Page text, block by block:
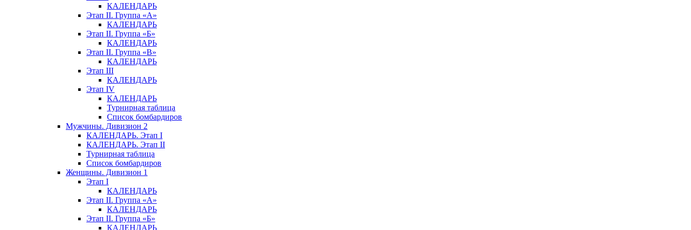
КАЛЕНДАРЬ
Этап II. Группа «А»
КАЛЕНДАРЬ
Этап II. Группа «Б»
КАЛЕНДАРЬ
Этап II. Группа «В»
КАЛЕНДАРЬ
Этап III
КАЛЕНДАРЬ
Этап IV
КАЛЕНДАРЬ
Турнирная таблица
Список бомбардиров
Мужчины. Дивизион 2
КАЛЕНДАРЬ. Этап I
КАЛЕНДАРЬ. Этап II
Турнирная таблица
Список бомбардиров
Женщины. Дивизион 1
Этап I
КАЛЕНДАРЬ
Этап II. Группа «А»
КАЛЕНДАРЬ
Этап II. Группа «Б»
КАЛЕНДАРЬ